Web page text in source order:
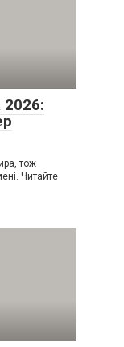
тож
Читайте